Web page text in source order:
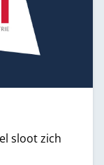
sloot zich